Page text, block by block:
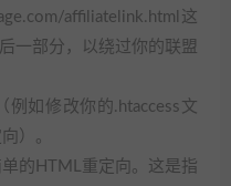
affiliatelink.html这
一部分，以绕过你的联盟
如修改你的.htaccess文
）。
的HTML重定向。这是指